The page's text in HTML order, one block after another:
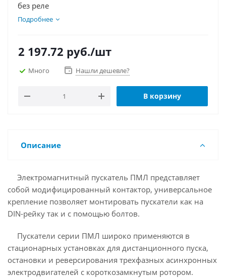
без реле
Подробнее
2 197.72 руб./шт
Много Нашли дешевле?
В корзину
Описание
Электромагнитный пускатель ПМЛ представляет
собой модифицированный контактор, универсальное
крепление позволяет монтировать пускатели как на
DIN-рейку так и с помощью болтов.
Пускатели серии ПМЛ широко применяются в
стационарных установках для дистанционного пуска,
остановки и реверсирования трехфазных асинхронных
электродвигателей с короткозамкнутым ротором.